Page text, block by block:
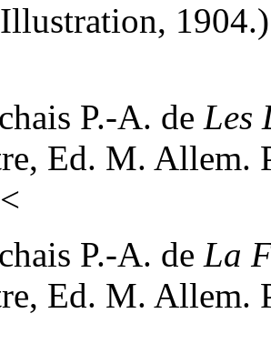
1904.)
P.-A. de Les
Ed. M. Allem.
P.-A. de La
Ed. M. Allem.